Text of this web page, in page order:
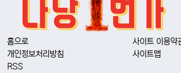
홈으로
사이트 이용약
개인정보처리방침
사이트맵
RSS